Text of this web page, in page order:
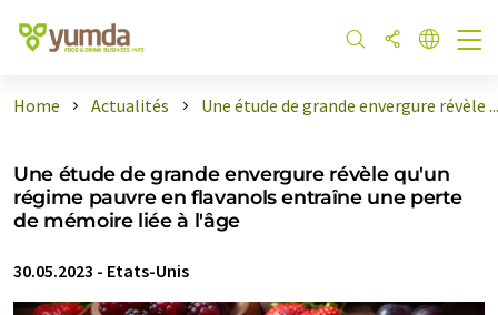
Home Actualités Une étude de grande envergure révèle ...
Une étude de grande envergure révèle qu'un
régime pauvre en flavanols entraîne une perte
de mémoire liée à l'âge
30.05.2023 - Etats-Unis